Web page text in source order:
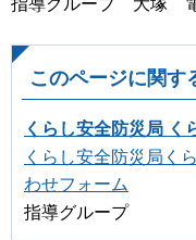
指導グループ 大塚
このページに関す
くらし安全防災局 く
くらし安全防災局く
わせフォーム
指導グループ